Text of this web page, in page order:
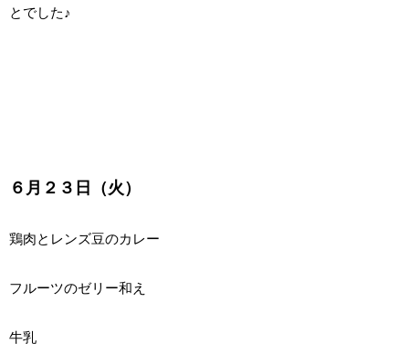
とでした♪
６月２３日（火）
鶏肉とレンズ豆のカレー
フルーツのゼリー和え
牛乳